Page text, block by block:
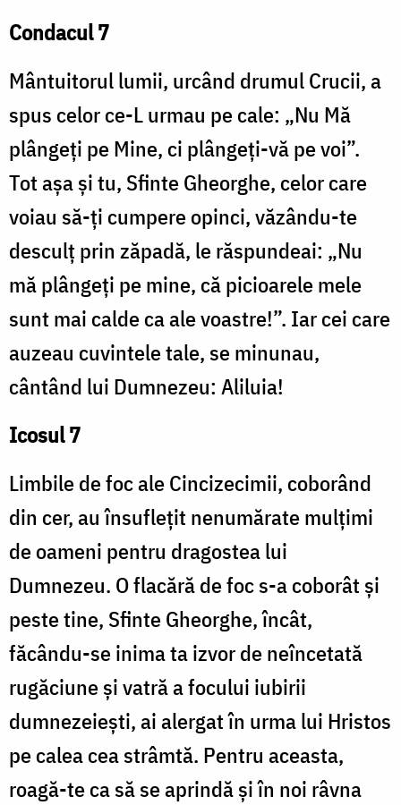
Condacul 7
Mântuitorul lumii, urcând drumul Crucii, a
spus celor ce-L urmau pe cale: „Nu Mă
plângeți pe Mine, ci plângeți-vă pe voi”.
Tot așa și tu, Sfinte Gheorghe, celor care
voiau să-ți cumpere opinci, văzându-te
desculț prin zăpadă, le răspundeai: „Nu
mă plângeți pe mine, că picioarele mele
sunt mai calde ca ale voastre!”. Iar cei care
auzeau cuvintele tale, se minunau,
cântând lui Dumnezeu: Aliluia!
Icosul 7
Limbile de foc ale Cincizecimii, coborând
din cer, au însuflețit nenumărate mulțimi
de oameni pentru dragostea lui
Dumnezeu. O flacără de foc s-a coborât și
peste tine, Sfinte Gheorghe, încât,
făcându-se inima ta izvor de neîncetată
rugăciune și vatră a focului iubirii
dumnezeiești, ai alergat în urma lui Hristos
pe calea cea strâmtă. Pentru aceasta,
roagă-te ca să se aprindă și în noi râvna